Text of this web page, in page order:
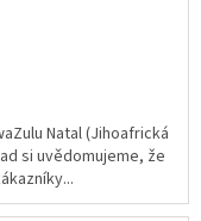
Natal (Jihoafrická
si uvědomujeme, že